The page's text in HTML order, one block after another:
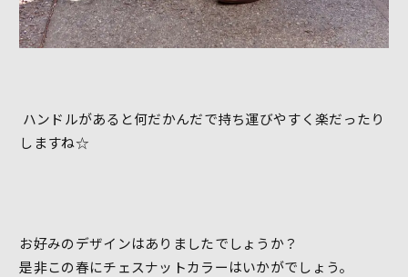
ハンドルがあると何だかんだで持ち運びやすく楽だったり
しますね☆
お好みのデザインはありましたでしょうか？
是非この春にチェスナットカラーはいかがでしょう。